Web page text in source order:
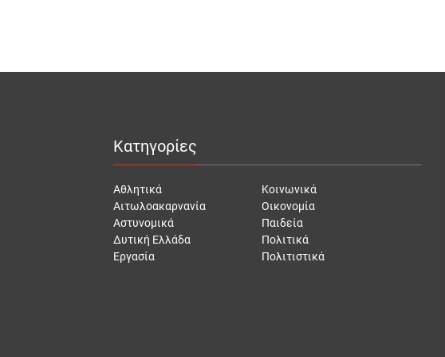
Κατηγορίες
Αθλητικά
Αιτωλοακαρνανία
Αστυνομικά
Δυτική Ελλάδα
Εργασία
Κοινωνικά
Οικονομία
Παιδεία
Πολιτικά
Πολιτιστικά